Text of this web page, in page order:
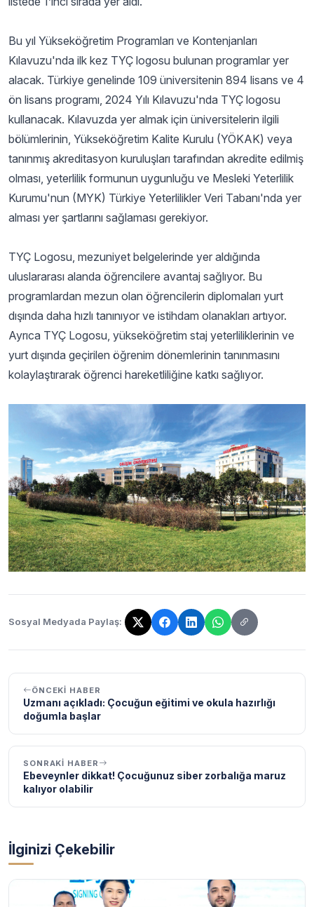
Bu yıl Yükseköğretim Programları ve Kontenjanları
Kılavuzu'nda ilk kez TYÇ logosu bulunan programlar yer
alacak. Türkiye genelinde 109 üniversitenin 894 lisans ve 4
ön lisans programı, 2024 Yılı Kılavuzu'nda TYÇ logosu
kullanacak. Kılavuzda yer almak için üniversitelerin ilgili
bölümlerinin, Yükseköğretim Kalite Kurulu (YÖKAK) veya
tanınmış akreditasyon kuruluşları tarafından akredite edilmiş
olması, yeterlilik formunun uygunluğu ve Mesleki Yeterlilik
Kurumu'nun (MYK) Türkiye Yeterlilikler Veri Tabanı'nda yer
alması yer şartlarını sağlaması gerekiyor.
TYÇ Logosu, mezuniyet belgelerinde yer aldığında
uluslararası alanda öğrencilere avantaj sağlıyor. Bu
programlardan mezun olan öğrencilerin diplomaları yurt
dışında daha hızlı tanınıyor ve istihdam olanakları artıyor.
Ayrıca TYÇ Logosu, yükseköğretim staj yeterliliklerinin ve
yurt dışında geçirilen öğrenim dönemlerinin tanınmasını
kolaylaştırarak öğrenci hareketliliğine katkı sağlıyor.
Sosyal Medyada Paylaş:
Bağlantı kopyalandı!
ÖNCEKI HABER
Uzmanı açıkladı: Çocuğun eğitimi ve okula hazırlığı
doğumla başlar
SONRAKI HABER
Ebeveynler dikkat! Çocuğunuz siber zorbalığa maruz
kalıyor olabilir
İlginizi Çekebilir